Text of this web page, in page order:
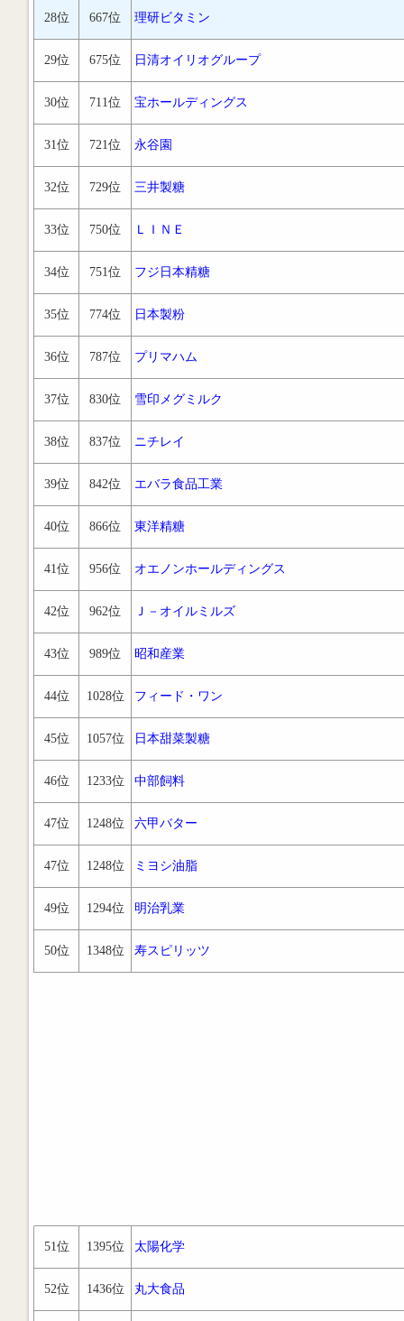
28位 667位 理研ビタミン
29位 675位 日清オイリオグループ
30位 711位 宝ホールディングス
31位 721位 永谷園
32位 729位 三井製糖
33位 750位 ＬＩＮＥ
34位 751位 フジ日本精糖
35位 774位 日本製粉
36位 787位 プリマハム
37位 830位 雪印メグミルク
38位 837位 ニチレイ
39位 842位 エバラ食品工業
40位 866位 東洋精糖
41位 956位 オエノンホールディングス
42位 962位 Ｊ－オイルミルズ
43位 989位 昭和産業
44位 1028位 フィード・ワン
45位 1057位 日本甜菜製糖
46位 1233位 中部飼料
47位 1248位 六甲バター
47位 1248位 ミヨシ油脂
49位 1294位 明治乳業
50位 1348位 寿スピリッツ
51位 1395位 太陽化学
52位 1436位 丸大食品